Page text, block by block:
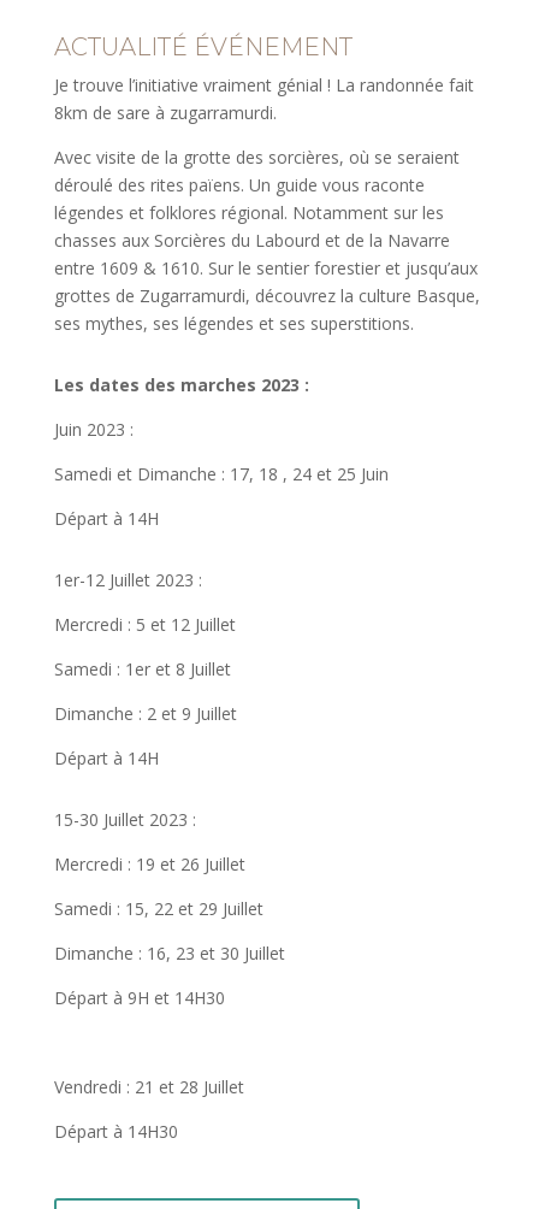
ACTUALITÉ ÉVÉNEMENT
​Je trouve l’initiative vraiment génial ! La randonnée fait
8km de sare à zugarramurdi.
Avec visite de la grotte des sorcières, où se seraient
déroulé des rites païens. Un guide vous raconte
légendes et folklores régional. Notamment sur les
chasses aux Sorcières du Labourd et de la Navarre
entre 1609 & 1610. Sur le sentier forestier et jusqu’aux
grottes de Zugarramurdi, découvrez la culture Basque,
ses mythes, ses légendes et ses superstitions.
Les dates des marches 2023 :
Juin 2023 :
Samedi et Dimanche : 17, 18 , 24 et 25 Juin
Départ à 14H
​​1er-12 Juillet 2023 :
Mercredi : 5 et 12 Juillet
Samedi : 1er et 8 Juillet
Dimanche : 2 et 9 Juillet
Départ à 14H
​​15-30 Juillet 2023 :
Mercredi : 19 et 26 Juillet
Samedi : 15, 22 et 29 Juillet
Dimanche : 16, 23 et 30 Juillet
Départ à 9H et 14H30
Vendredi : 21 et 28 Juillet
Départ à 14H30